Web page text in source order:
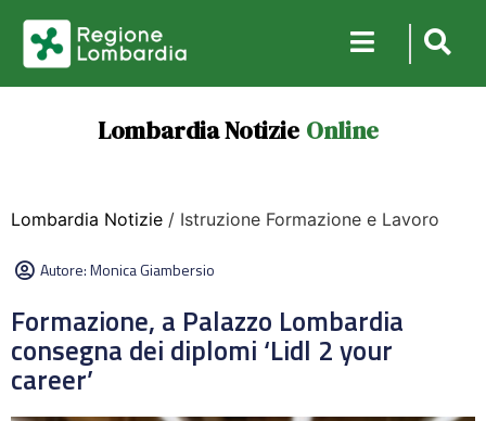
Lombardia Notizie Online
Lombardia Notizie / Istruzione Formazione e Lavoro
Autore:Monica Giambersio
Formazione, a Palazzo Lombardia
consegna dei diplomi ‘Lidl 2 your
career’